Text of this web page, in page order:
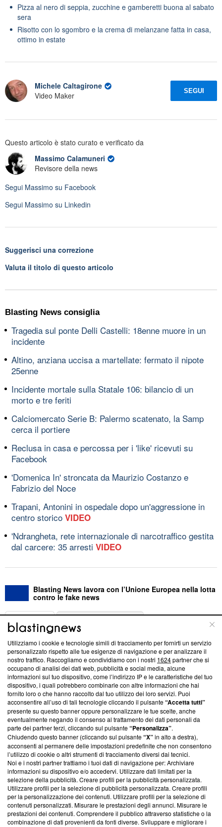
Pizza al nero di seppia, zucchine e gamberetti buona al sabato
sera
Risotto con lo sgombro e la crema di melanzane fatta in casa,
ottimo in estate
Michele Caltagirone
Video Maker
SEGUI
Questo articolo è stato curato e verificato da
Massimo Calamuneri
Revisore della news
Segui Massimo su Facebook
Segui Massimo su Linkedin
Suggerisci una correzione
Valuta il titolo di questo articolo
Blasting News consiglia
Tragedia sul ponte Delli Castelli: 18enne muore in un
incidente
Altino, anziana uccisa a martellate: fermato il nipote
25enne
Incidente mortale sulla Statale 106: bilancio di un
morto e tre feriti
Calciomercato Serie B: Palermo scatenato, la Samp
cerca il portiere
Reclusa in casa e percossa per i 'like' ricevuti su
Facebook
'Domenica In' stroncata da Maurizio Costanzo e
Fabrizio del Noce
Trapani, Antonini in ospedale dopo un'aggressione in
centro storico VIDEO
'Ndrangheta, rete internazionale di narcotraffico gestita
dal carcere: 35 arresti VIDEO
Blasting News lavora con l’Unione Europea nella lotta
contro le fake news
ABOUT
Questa sezione offre informazioni trasparenti su Blasting
News, sui nostri processi editoriali e su come ci impegniamo a
creare news di qualità. Inoltre, afferma la nostra aderenza a
‘Trust Project - News with Integrity’Blasting News non è
ancora membro del programma, ma ha richiesto di farne
parte; Trust Project non ha ancora effettuato una verifica di
conformità agli standard.
Su di noi
Team editoriale
Corporate
Redazione
Informativa Privacy
Cookie Policy
Utilizziamo i cookie e tecnologie simili di tracciamento per fornirti un servizio
personalizzato rispetto alle tue esigenze di navigazione e per analizzare il
nostro traffico. Raccogliamo e condividiamo con i nostri 1624partner che si
occupano di analisi dei dati web, pubblicità e social media, alcune
informazioni sul tuo dispositivo, come l’indirizzo IP e le caratteristiche del tuo
dispositivo, i quali potrebbero combinarle con altre informazioni che hai
fornito loro o che hanno raccolto dal tuo utilizzo dei loro servizi. Puoi
acconsentire all’uso di tali tecnologie cliccando il pulsante“Accetta tutti”
presente su questo banner oppure personalizzare le tue scelte, anche
eventualmente negando il consenso al trattamento dei dati personali da
parte dei partner terzi, cliccando sul pulsante“Personalizza”.
Chiudendo questo banner (cliccando sul pulsante“X”in alto a destra),
acconsenti al permanere delle impostazioni predefinite che non consentono
l’utilizzo di cookie o altri strumenti di tracciamento diversi dai tecnici.
Noi e i nostri partner trattiamo i tuoi dati di navigazione per: Archiviare
informazioni su dispositivo e/o accedervi. Utilizzare dati limitati per la
selezione della pubblicità. Creare profili per la pubblicità personalizzata.
Utilizzare profili per la selezione di pubblicità personalizzata. Creare profili
per la personalizzazione dei contenuti. Utilizzare profili per la selezione di
contenuti personalizzati. Misurare le prestazioni degli annunci. Misurare le
prestazioni dei contenuti. Comprendere il pubblico attraverso statistiche o la
combinazione di dati provenienti da fonti diverse. Sviluppare e migliorare i